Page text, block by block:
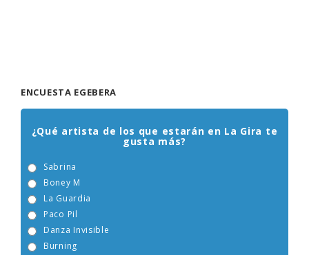
ENCUESTA EGEBERA
¿Qué artista de los que estarán en La Gira te
gusta más?
Sabrina
Boney M
La Guardia
Paco Pil
Danza Invisible
Burning